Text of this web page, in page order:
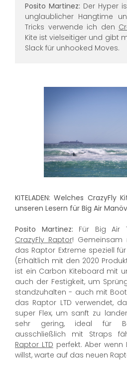
Posito Martinez: Der Hyper
unglaublicher Hangtime
Tricks verwende ich den
Kite ist vielseitiger und gibt
Slack für unhooked Moves.
KITELADEN: Welches
unseren Lesern für Big Air
Posito Martinez: Für Big Air
CrazyFly Raptor! Gemeinsam
das Raptor Extreme speziell
(Erhältlich mit den 2020
ist ein Carbon Kiteboard mit
auch der Festigkeit, um
standzuhalten - auch mit
das Raptor LTD verwendet,
super Flex, um sanft zu
sehr gering, ideal für
ausschließlich mit Straps
Raptor LTD perfekt. Aber
willst, warte auf das neuen